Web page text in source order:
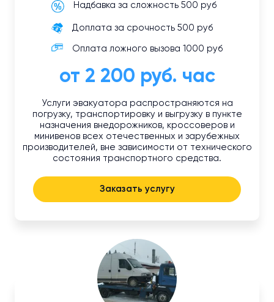
Надбавка за сложность 500 руб
Доплата за срочность 500 руб
Оплата ложного вызова 1000 руб
от 2 200 руб. час
Услуги эвакуатора распространяются на
погрузку, транспортировку и выгрузку в пункте
назначения внедорожников, кроссоверов и
минивенов всех отечественных и зарубежных
производителей, вне зависимости от технического
состояния транспортного средства.
Заказать услугу